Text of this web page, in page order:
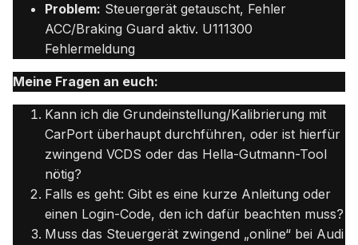
Problem: Steuergerät getauscht, Fehler
ACC/Braking Guard aktiv. U111300
Fehlermeldung
Meine Fragen an euch:
Kann ich die Grundeinstellung/Kalibrierung mit
CarPort überhaupt durchführen, oder ist hierfür
zwingend VCDS oder das Hella-Gutmann-Tool
nötig?
Falls es geht: Gibt es eine kurze Anleitung oder
einen Login-Code, den ich dafür beachten muss?
Muss das Steuergerät zwingend „online“ bei Audi